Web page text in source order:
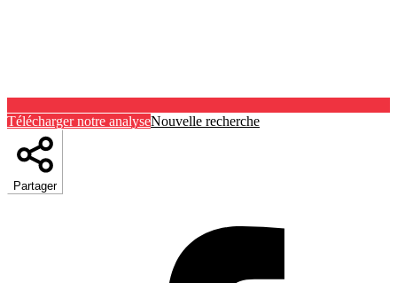
Télécharger notre analyseNouvelle recherche
Partager